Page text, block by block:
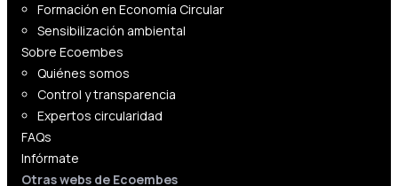
Formación en Economía Circular
Sensibilización ambiental
Sobre Ecoembes
Quiénes somos
Control y transparencia
Expertos circularidad
FAQs
Infórmate
Otras webs de Ecoembes